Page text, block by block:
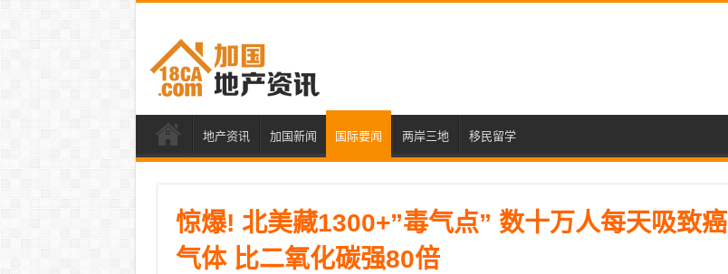
地产资讯 加国新闻 国际要闻 两岸三地 移民留学
惊爆! 北美藏1300+”毒气点” 数十万人每天吸致癌
气体 比二氧化碳强80倍